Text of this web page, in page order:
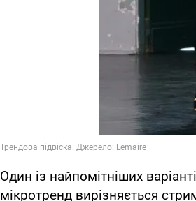
Один із найпомітніших
мікротренд вирізняється